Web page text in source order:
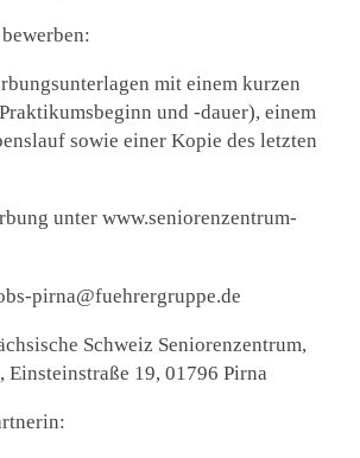
mit einem kurzen
und -dauer), einem
sowie einer Kopie des letzten
unter www.seniorenzentrum-
pirna@fuehrergruppe.de
Schweiz Seniorenzentrum,
Einsteinstraße 19, 01796 Pirna